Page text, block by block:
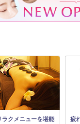
ラクメニューを堪能
疲